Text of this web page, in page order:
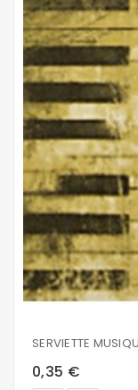
SERVIETTE
0,35 €